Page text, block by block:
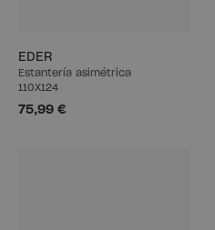
EDER
Estantería asimétrica
110X124
75,99 €